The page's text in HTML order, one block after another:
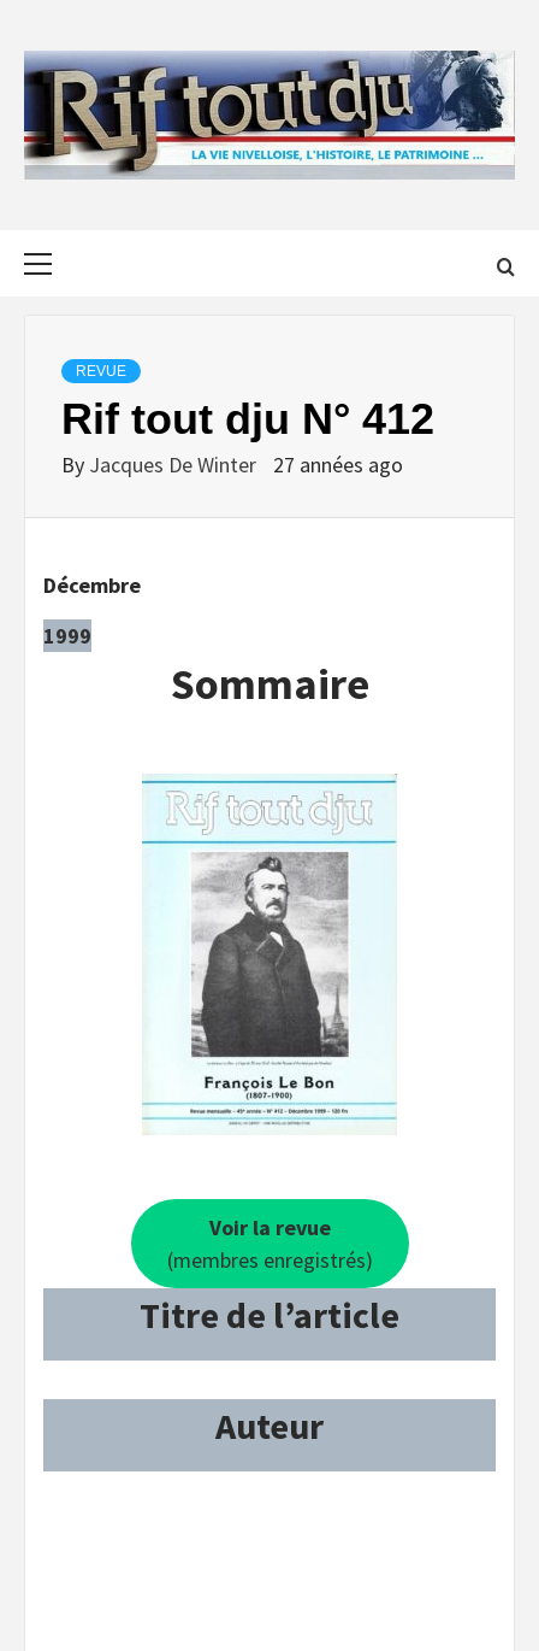
content
REVUE
Rif tout dju N° 412
By Jacques De Winter 27 années ago
Décembre
1999
Sommaire
Voir la revue
(membres enregistrés)
Titre de l’article
Auteur